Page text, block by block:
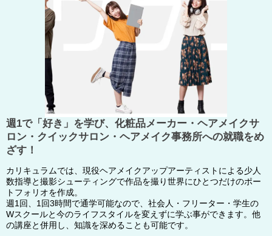
週1で「好き」を学び、化粧品メーカー・ヘアメイクサ
ロン・クイックサロン・ヘアメイク事務所への就職をめ
ざす！
カリキュラムでは、現役ヘアメイクアップアーティストによる少人
数指導と撮影シューティングで作品を撮り世界にひとつだけのポー
トフォリオを作成。
週1回、1回3時間で通学可能なので、社会人・フリーター・学生の
Wスクールと今のライフスタイルを変えずに学ぶ事ができます。他
の講座と併用し、知識を深めることも可能です。